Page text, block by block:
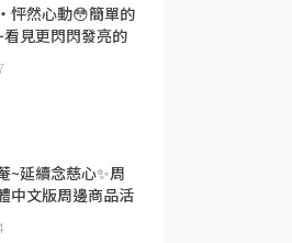
怦然心動😳簡單的
見更閃閃發亮的
~延續念慈心✨周
中文版周邊商品活
！！